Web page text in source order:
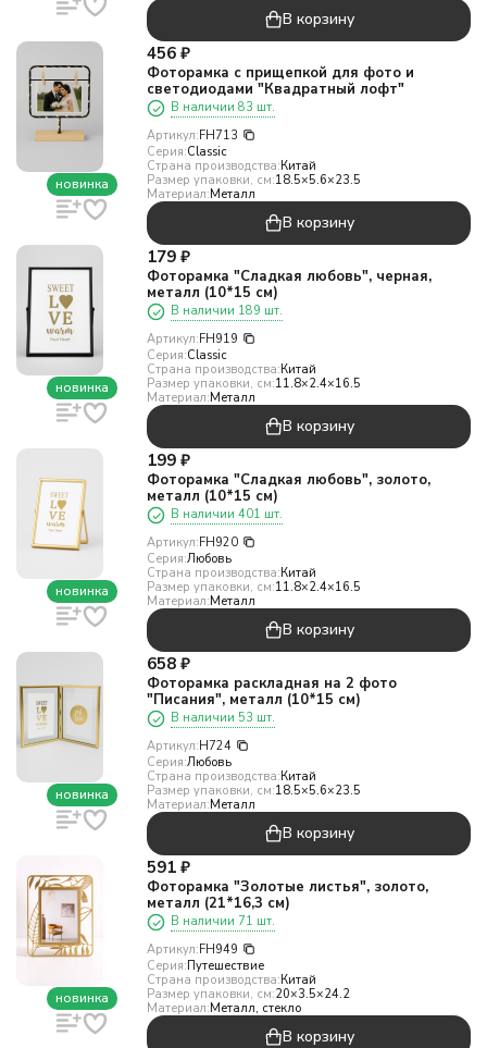
В корзину
новинка
456 ₽
Фоторамка с прищепкой для фото и
светодиодами "Квадратный лофт"
В наличии 83 шт.
Артикул:FH713
Серия:Classic
Страна производства:Китай
Размер упаковки, см:18.5×5.6×23.5
Материал:Металл
В корзину
новинка
179 ₽
Фоторамка "Сладкая любовь", черная,
металл (10*15 см)
В наличии 189 шт.
Артикул:FH919
Серия:Classic
Страна производства:Китай
Размер упаковки, см:11.8×2.4×16.5
Материал:Металл
В корзину
новинка
199 ₽
Фоторамка "Сладкая любовь", золото,
металл (10*15 см)
В наличии 401 шт.
Артикул:FH920
Серия:Любовь
Страна производства:Китай
Размер упаковки, см:11.8×2.4×16.5
Материал:Металл
В корзину
новинка
658 ₽
Фоторамка раскладная на 2 фото
"Писания", металл (10*15 см)
В наличии 53 шт.
Артикул:H724
Серия:Любовь
Страна производства:Китай
Размер упаковки, см:18.5×5.6×23.5
Материал:Металл
В корзину
новинка
591 ₽
Фоторамка "Золотые листья", золото,
металл (21*16,3 см)
В наличии 71 шт.
Артикул:FH949
Серия:Путешествие
Страна производства:Китай
Размер упаковки, см:20×3.5×24.2
Материал:Металл, стекло
В корзину